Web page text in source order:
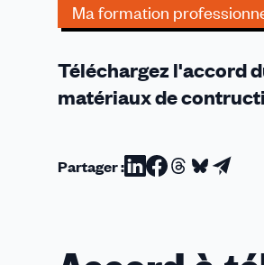
Ma formation
Téléchargez l'accord
matériaux de
Partager :Partager
Partager
Partager
Partager